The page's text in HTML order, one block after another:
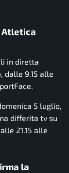
Atletica
in diretta
dalle 9.15 alle
5 luglio,
differita tv su
21.15 alle
la